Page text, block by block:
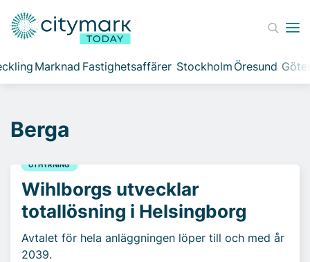
Marknad Fastighetsaffärer Stockholm Öresund
Berga
UTHYRNING
Wihlborgs utvecklar
totallösning i Helsingborg
Avtalet för hela anläggningen löper till och med år
2039.